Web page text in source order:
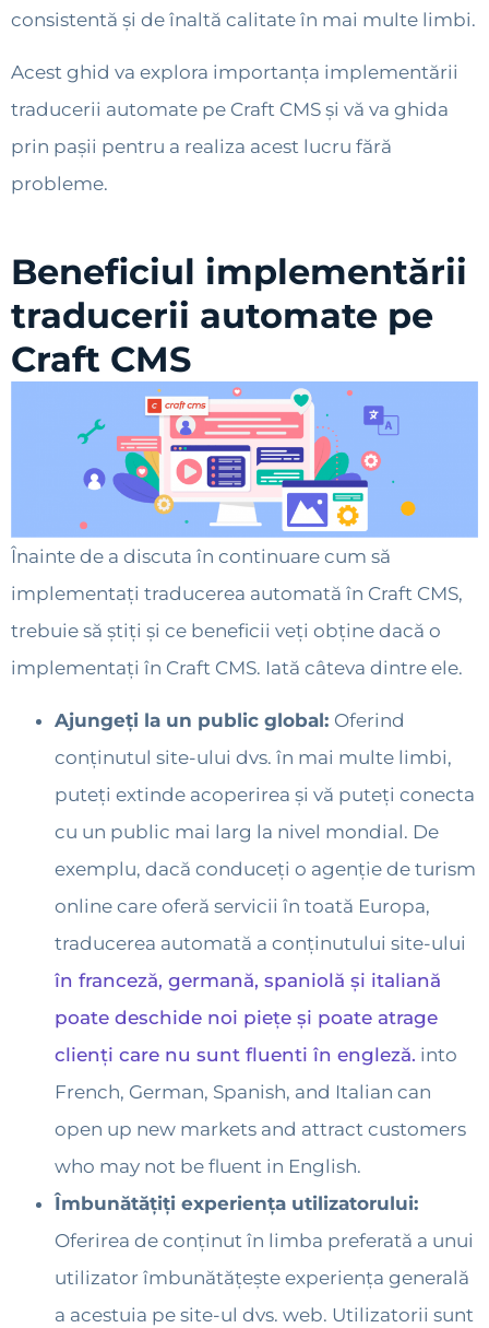
consistentă și de înaltă calitate în mai multe limbi.
Acest ghid va explora importanța implementării
traducerii automate pe Craft CMS și vă va ghida
prin pașii pentru a realiza acest lucru fără
probleme.
Beneficiul implementării
traducerii automate pe
Craft CMS
Înainte de a discuta în continuare cum să
implementați traducerea automată în Craft CMS,
trebuie să știți și ce beneficii veți obține dacă o
implementați în Craft CMS. Iată câteva dintre ele.
Ajungeți la un public global: Oferind
conținutul site-ului dvs. în mai multe limbi,
puteți extinde acoperirea și vă puteți conecta
cu un public mai larg la nivel mondial. De
exemplu, dacă conduceți o agenție de turism
online care oferă servicii în toată Europa,
traducerea automată a conținutului site-ului
în franceză, germană, spaniolă și italiană
poate deschide noi piețe și poate atrage
clienți care nu sunt fluenti în engleză. into
French, German, Spanish, and Italian can
open up new markets and attract customers
who may not be fluent in English.
Îmbunătățiți experiența utilizatorului:
Oferirea de conținut în limba preferată a unui
utilizator îmbunătățește experiența generală
a acestuia pe site-ul dvs. web. Utilizatorii sunt